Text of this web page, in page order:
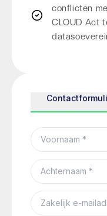
conflicten
CLOUD Act